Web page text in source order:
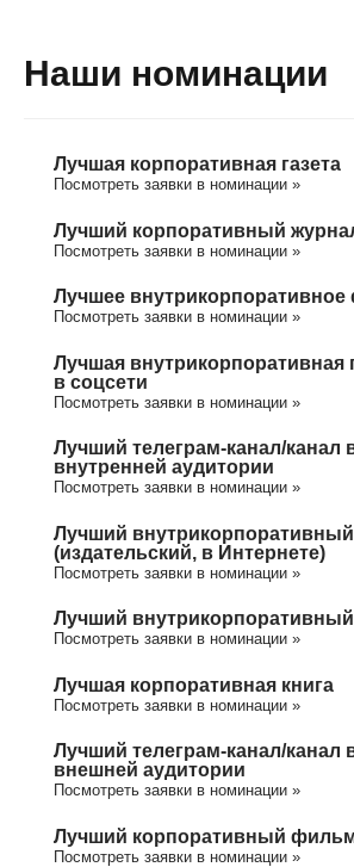
Наши номинации
Лучшая корпоративная газета
Посмотреть заявки в номинации »
Лучший корпоративный
Посмотреть заявки в номинации »
Лучшее внутрикорпоративное
Посмотреть заявки в номинации »
Лучшая внутрикорпоративная
в соцсети
Посмотреть заявки в номинации »
Лучший телеграм-канал/канал
внутренней аудитории
Посмотреть заявки в номинации »
Лучший
(издательский, в Интернете)
Посмотреть заявки в номинации »
Лучший
Посмотреть заявки в номинации »
Лучшая корпоративная книга
Посмотреть заявки в номинации »
Лучший телеграм-канал/канал
внешней аудитории
Посмотреть заявки в номинации »
Лучший корпоративный
Посмотреть заявки в номинации »